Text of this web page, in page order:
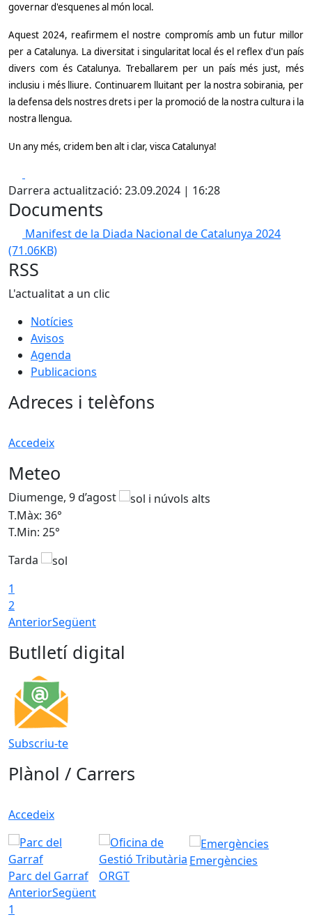
governar d'esquenes al món local.
Aquest 2024, reafirmem el nostre compromís amb un futur millor
per a Catalunya. La diversitat i singularitat local és el reflex d'un país
divers com és Catalunya. Treballarem per un país més just, més
inclusiu i més lliure. Continuarem lluitant per la nostra sobirania, per
la defensa dels nostres drets i per la promoció de la nostra cultura i la
nostra llengua.
Un any més, cridem ben alt i clar, visca Catalunya!
Darrera actualització: 23.09.2024 | 16:28
Documents
Manifest de la Diada Nacional de Catalunya 2024
(71.06KB)
RSS
L'actualitat a un clic
Notícies
Avisos
Agenda
Publicacions
Adreces i telèfons
Accedeix
Meteo
Diumenge, 9 d’agost
T.Màx: 36°
T.Min: 25°
Tarda
1
2
AnteriorSegüent
Butlletí digital
Subscriu-te
Plànol / Carrers
Accedeix
Parc del Garraf ORGT
Emergències
AnteriorSegüent
1